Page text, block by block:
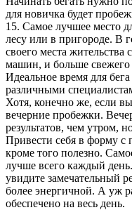
для новичка будет
15. Самое лучшее место
лесу или в пригороде. В
своего места
машин, и больше свежего
Идеальное время для
различными
Хотя, конечно же, если
вечерние пробежки.
результатов, чем утром,
Привести себя в форму
кроме того полезно.
лучше всего каждый
увидите замечательный
более энергичной. А уж
обеспечено на весь день.